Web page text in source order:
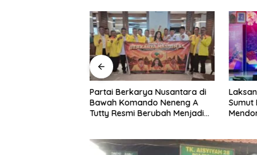
Partai Berkarya Nusantara di
Bawah Komando Neneng A
Tutty Resmi Berubah Menjadi
Sumut